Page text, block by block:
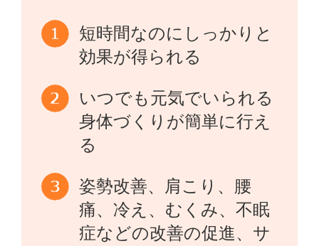
短時間なのにしっかりと
効果が得られる
いつでも元気でいられる
身体づくりが簡単に行え
る
姿勢改善、肩こり、腰
痛、冷え、むくみ、不眠
症などの改善の促進、サ